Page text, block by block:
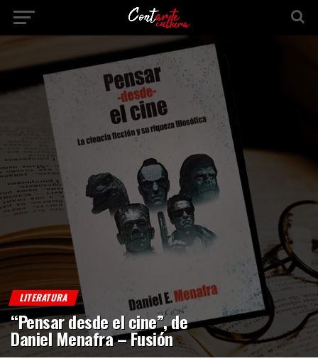
LITERATURA
“Pensar desde el cine”, de
Daniel Menafra – Fusión